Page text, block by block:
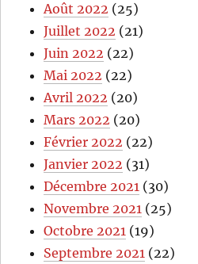
Août 2022 (25)
Juillet 2022 (21)
Juin 2022 (22)
Mai 2022 (22)
Avril 2022 (20)
Mars 2022 (20)
Février 2022 (22)
Janvier 2022 (31)
Décembre 2021 (30)
Novembre 2021 (25)
Octobre 2021 (19)
Septembre 2021 (22)